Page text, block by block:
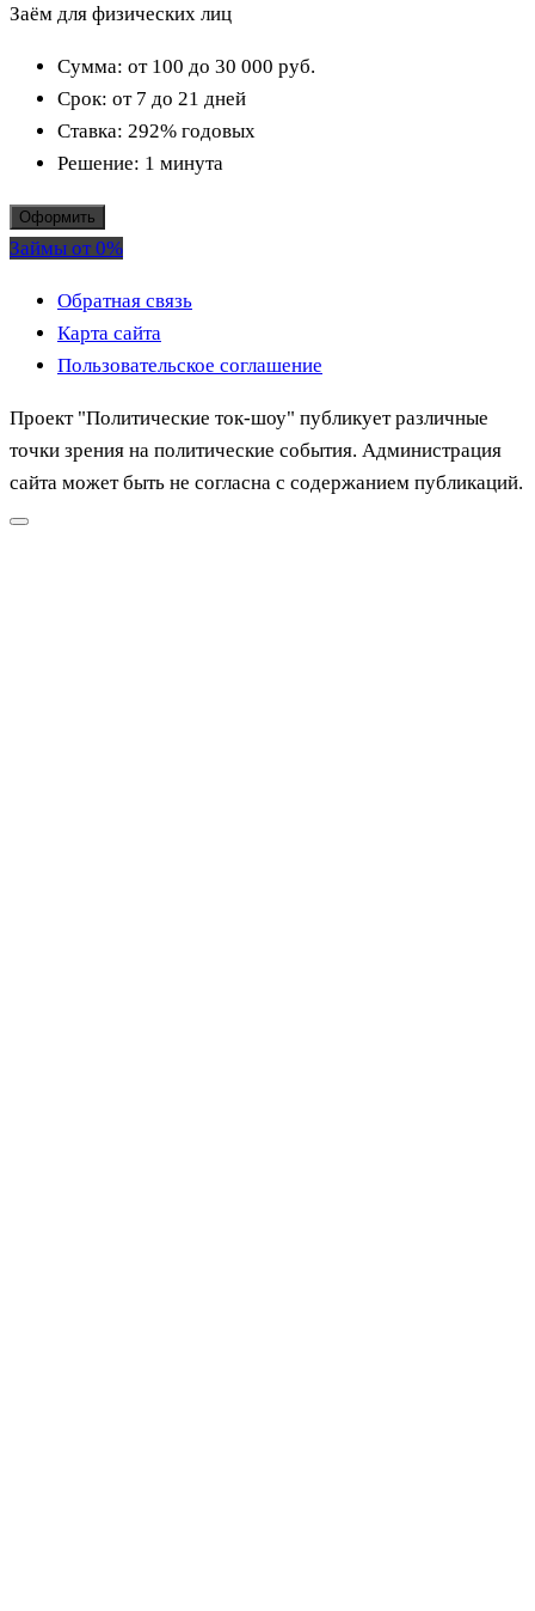
Заём для физических лиц
Сумма: от 100 до 30 000 руб.
Срок: от 7 до 21 дней
Ставка: 292% годовых
Решение: 1 минута
Оформить
Займы от 0%
Обратная связь
Карта сайта
Пользовательское соглашение
Проект "Политические ток-шоу" публикует различные
точки зрения на политические события. Администрация
сайта может быть не согласна с содержанием публикаций.